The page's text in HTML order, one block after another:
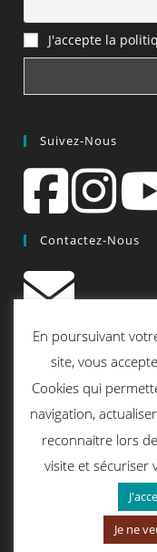
J'accepte la
Suivez-Nous
Contactez-Nous
Les Fiches
Le Blog
Conditions générales
Mentions légales
Politique de
politique de cookies
En poursuivant
site, vous
Cookies qui
navigation,
reconnaitre lors
visite et sécuriser
Je ne